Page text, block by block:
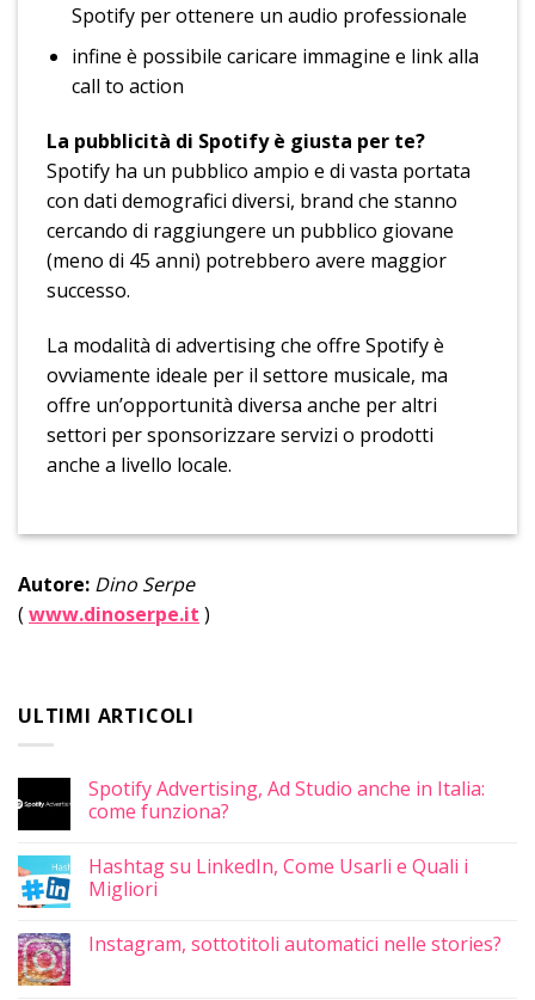
Spotify per ottenere un audio professionale
infine è possibile caricare immagine e link alla
call to action
La pubblicità di Spotify è giusta per te?
Spotify ha un pubblico ampio e di vasta portata
con dati demografici diversi, brand che stanno
cercando di raggiungere un pubblico giovane
(meno di 45 anni) potrebbero avere maggior
successo.
La modalità di advertising che offre Spotify è
ovviamente ideale per il settore musicale, ma
offre un’opportunità diversa anche per altri
settori per sponsorizzare servizi o prodotti
anche a livello locale.
Autore: Dino Serpe
(www.dinoserpe.it )
ULTIMI ARTICOLI
Spotify Advertising, Ad Studio anche in Italia:
come funziona?
Hashtag su LinkedIn, Come Usarli e Quali i
Migliori
Instagram, sottotitoli automatici nelle stories?